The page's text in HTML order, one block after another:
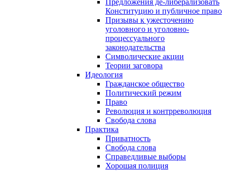
Предложения де-либерализовать
Конституцию и публичное право
Призывы к ужесточению
уголовного и уголовно-
процессуального
законодательства
Символические акции
Теории заговора
Идеология
Гражданское общество
Политический режим
Право
Революция и контрреволюция
Свобода слова
Практика
Приватность
Свобода слова
Справедливые выборы
Хорошая полиция